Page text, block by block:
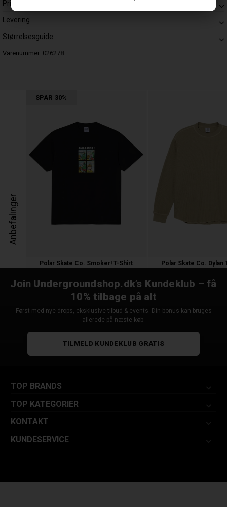
Prisgaranti
Levering
Størrelsesguide
Varenummer: 026278
Anbefalinger
SPAR 30%
Polar Skate Co. Smoker! T-Shirt Polar Skate Co. Dylan
Join Undergroundshop.dk’s Kundeklub – få
10% tilbage på alt
Først med nye drops, eksklusive tilbud & events. Din bonus kan bruges
allerede på næste køb.
TILMELD KUNDEKLUB GRATIS
TOP BRANDS
TOP KATEGORIER
KONTAKT
KUNDESERVICE